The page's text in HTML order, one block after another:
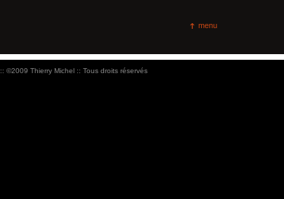
menu
:: ©2009 Thierry Michel :: Tous droits réservés